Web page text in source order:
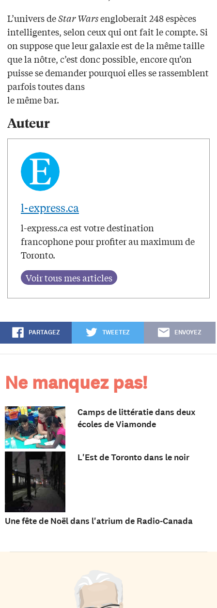
L’univers deStar Warsengloberait 248 espèces
intelligentes, selon ceux qui ont fait le compte. Si
on suppose que leur galaxie est de la même taille
que la nôtre, c’est donc possible, encore qu’on
puisse se demander pourquoi elles se rassemblent
parfois toutes dans
le même bar.
Auteur
l-express.ca
l-express.ca est votre destination
francophone pour profiter au maximum de
Toronto.
PARTAGEZ TWEETEZ ENVOYEZ
Ne manquez pas!
Camps de littératie dans deux
écoles de Viamonde
L'Est de Toronto dans le noir
Une fête de Noël dans l'atrium de Radio-Canada